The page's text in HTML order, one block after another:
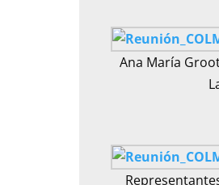
Ana María